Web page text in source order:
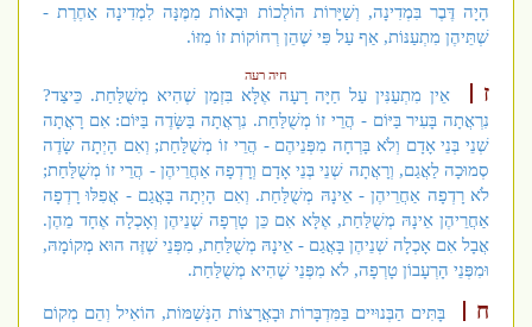
הָיָה דֶּבֶר בִּמְדִינָה, וְשַׁיָּרוֹת הוֹלְכוֹת וּבָאוֹת מִמֶּנָּה לִמְדִינָה אַחֶרֶת -
שְׁתֵּיהֶן מִתְעַנּוֹת, אַף עַל פִּי שֶׁהֵן רְחוֹקוֹת זוֹ מִזּוֹ.
חיה רעה
ז
אֵין מִתְעַנִּין עַל חַיָּה רָעָה אֶלָּא בִּזְמַן שֶׁהִיא מְשֻׁלַּחַת. כֵּיצַד?
נִרְאֲתָה בָּעִיר בַּיּוֹם - הֲרֵי זוֹ מְשֻׁלַּחַת. נִרְאֲתָה בַּשָּׂדֶה בַּיּוֹם: אִם רָאֲתָה
שְׁנֵי בְּנֵי אָדָם וְלֹא בָּרְחָה מִפְּנֵיהֶם - הֲרֵי זוֹ מְשֻׁלַּחַת; וְאִם הָיְתָה שָׂדֶה
סְמוּכָה לַאֲגַם, וְרָאֲתָה שְׁנֵי בְּנֵי אָדָם וְרָדְפָה אַחֲרֵיהֶן - הֲרֵי זוֹ מְשֻׁלַּחַת;
לֹא רָדְפָה אַחֲרֵיהֶן - אֵינָהּ מְשֻׁלַּחַת. וְאִם הָיְתָה בָּאֲגַם - אֲפִלּוּ רָדְפָה
אַחֲרֵיהֶן אֵינָהּ מְשֻׁלַּחַת, אֶלָּא אִם כֵּן טָרְפָה שְׁנֵיהֶן וְאָכְלָה אֶחָד מֵהֶן.
אֲבָל אִם אָכְלָה שְׁנֵיהֶן בָּאֲגַם - אֵינָהּ מְשֻׁלַּחַת, מִפְּנֵי שֶׁזֶּה הוּא מְקוֹמָהּ,
וּמִפְּנֵי הָרְעָבוֹן טָרְפָה, לֹא מִפְּנֵי שֶׁהִיא מְשֻׁלַּחַת.
ח
בָּתִּים הַבְּנוּיִים בַּמִּדְבָּרוֹת וּבָאֲרָצוֹת הַנְּשַׁמּוֹת, הוֹאִיל וְהֵם מְקוֹם